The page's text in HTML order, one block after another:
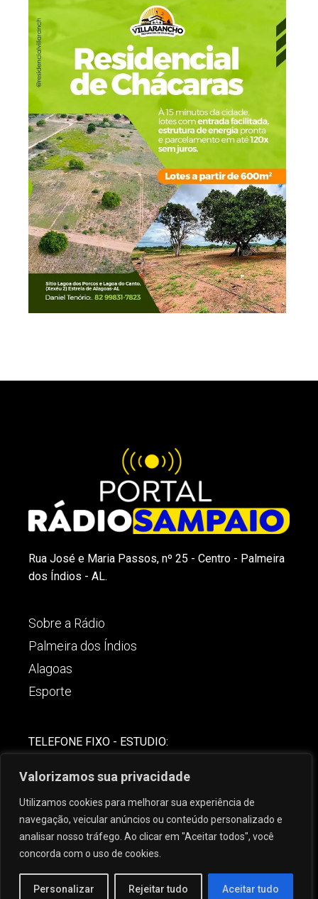
Valorizamos sua privacidade
Utilizamos cookies para melhorar sua experiência de
navegação, veicular anúncios ou conteúdo personalizado e
analisar nosso tráfego. Ao clicar em "Aceitar todos", você
concorda com o uso de cookies.
Personalizar Rejeitar tudo Aceitar tudo
Rua José e Maria Passos, nº 25 - Centro - Palmeira
dos Índios - AL.
Sobre a Rádio
Palmeira dos Índios
Alagoas
Esporte
TELEFONE FIXO - ESTUDIO:
(82) 99621-8806